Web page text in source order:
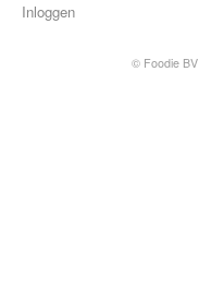
Inloggen
© Foodie BV